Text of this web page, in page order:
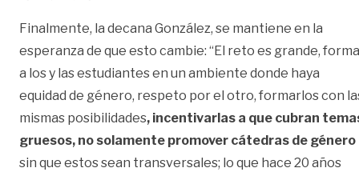
Finalmente, la decana González, se mantiene en la
esperanza de que esto cambie: “El reto es grande,
a los y las estudiantes en un ambiente donde haya
equidad de género, respeto por el otro, formarlos con
mismas posibilidades, incentivarlas a que cubran
gruesos, no solamente promover cátedras de género
sin que estos sean transversales; lo que hace 20 años